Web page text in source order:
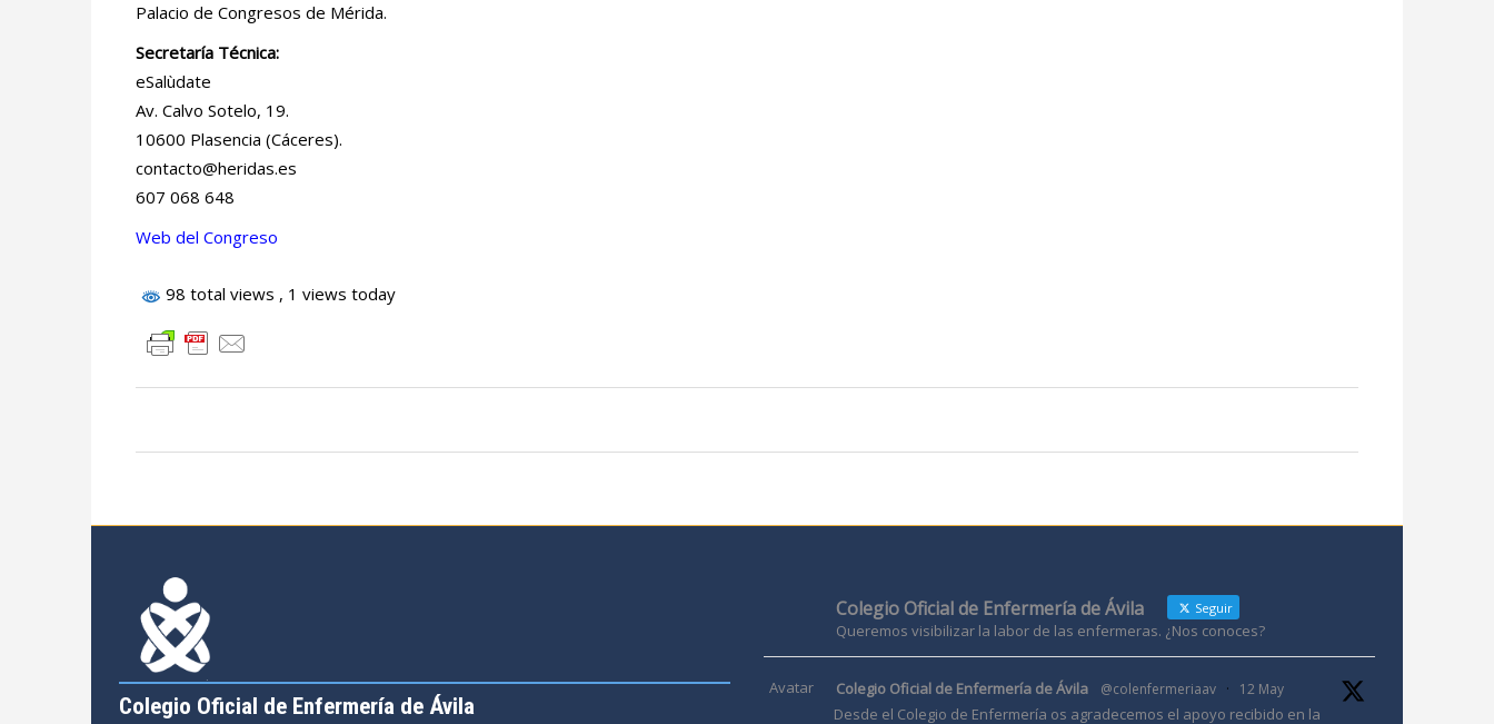
Palacio de Congresos de Mérida.
Secretaría Técnica:
eSalùdate
Av. Calvo Sotelo, 19.
10600 Plasencia (Cáceres).
contacto@heridas.es
607 068 648
Web del Congreso
98 total views , 1 views today
Colegio Oficial de Enfermería de Ávila
Colegio Oficial de Enfermería de Ávila Seguir
Queremos visibilizar la labor de las enfermeras. ¿Nos conoces?
Avatar Colegio Oficial de Enfermería de Ávila @colenfermeriaav · 12 May
Desde el Colegio de Enfermería os agradecemos el apoyo recibido en la